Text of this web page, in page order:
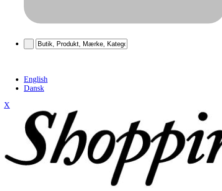
English
Dansk
X